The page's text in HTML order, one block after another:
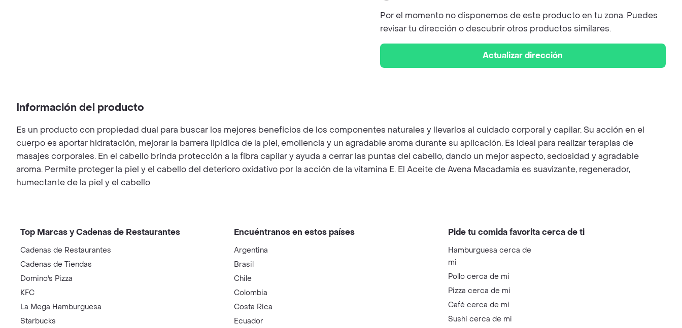
Por el momento no disponemos de este producto en tu zona. Puedes
revisar tu dirección o descubrir otros productos similares.
Actualizar dirección
Información del producto
Es un producto con propiedad dual para buscar los mejores beneficios de los componentes naturales y llevarlos al cuidado corporal y capilar. Su acción en el
cuerpo es aportar hidratación, mejorar la barrera lipídica de la piel, emoliencia y un agradable aroma durante su aplicación. Es ideal para realizar terapias de
masajes corporales. En el cabello brinda protección a la fibra capilar y ayuda a cerrar las puntas del cabello, dando un mejor aspecto, sedosidad y agradable
aroma. Permite proteger la piel y el cabello del deterioro oxidativo por la acción de la vitamina E. El Aceite de Avena Macadamia es suavizante, regenerador,
humectante de la piel y el cabello
Top Marcas y Cadenas de Restaurantes
Cadenas de Restaurantes
Cadenas de Tiendas
Domino's Pizza
KFC
La Mega Hamburguesa
Starbucks
Encuéntranos en estos países
Argentina
Brasil
Chile
Colombia
Costa Rica
Ecuador
Pide tu comida favorita cerca de ti
Hamburguesa cerca de
mi
Pollo cerca de mi
Pizza cerca de mi
Café cerca de mi
Sushi cerca de mi